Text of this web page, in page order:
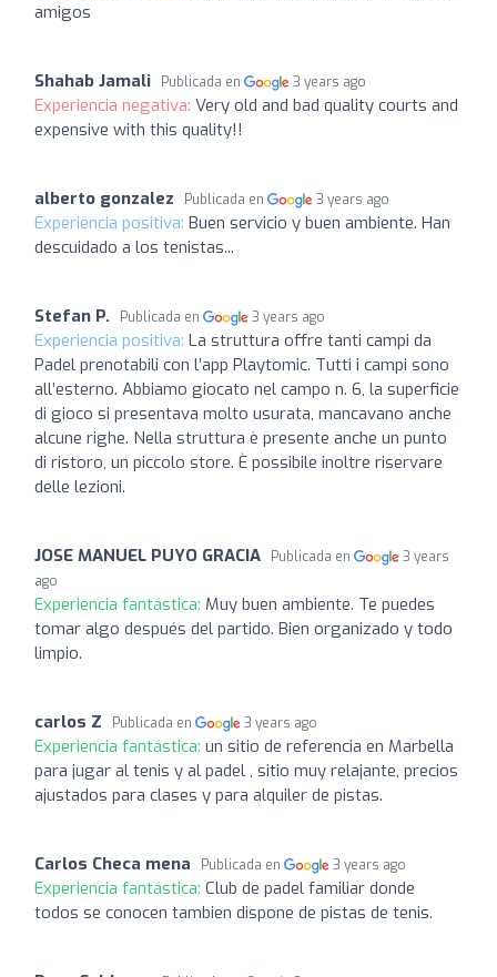
amigos
Shahab Jamali Publicada en 3 years ago
Experiencia negativa: Very old and bad quality courts and
expensive with this quality!!
alberto gonzalez Publicada en 3 years ago
Experiencia positiva: Buen servicio y buen ambiente. Han
descuidado a los tenistas...
Stefan P. Publicada en 3 years ago
Experiencia positiva: La struttura offre tanti campi da
Padel prenotabili con l’app Playtomic. Tutti i campi sono
all’esterno. Abbiamo giocato nel campo n. 6, la superficie
di gioco si presentava molto usurata, mancavano anche
alcune righe. Nella struttura è presente anche un punto
di ristoro, un piccolo store. È possibile inoltre riservare
delle lezioni.
JOSE MANUEL PUYO GRACIA Publicada en
3 years
ago
Experiencia fantástica: Muy buen ambiente. Te puedes
tomar algo después del partido. Bien organizado y todo
limpio.
carlos Z Publicada en 3 years ago
Experiencia fantástica: un sitio de referencia en Marbella
para jugar al tenis y al padel , sitio muy relajante, precios
ajustados para clases y para alquiler de pistas.
Carlos Checa mena Publicada en 3 years ago
Experiencia fantástica: Club de padel familiar donde
todos se conocen tambien dispone de pistas de tenis.